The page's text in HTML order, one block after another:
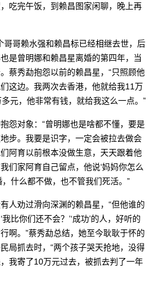
吃完午饭，到赖昌图家闲聊，晚上再
哥哥赖水强和赖昌标已经相继去世，后
是曾明娜和赖昌星离婚的第四年，当
蔡秀勐抱怨以前的赖昌星，“只照顾他
这边。我两次去香港，他就给我11万
元，他非常有钱，就给我这么一点。”
怨对象：“曾明娜也是啥都不懂，要是
步。我要是识字，一定会被拉去做会
阿育以前根本没做生意，天天跟着他
们家阿育自己留点，他说‘妈妈你怎么
什么都不做，也不管我们死活。”
人劝过滑向深渊的赖昌星，“但他谁的
比你们还不会？’‘成功’的人，好听的
啊。”蔡秀勐总结，她至今耿耿于怀的
局抓去时，“两个孩子哭天抢地，没得
我寄了10万元过去，被抓去判了一年